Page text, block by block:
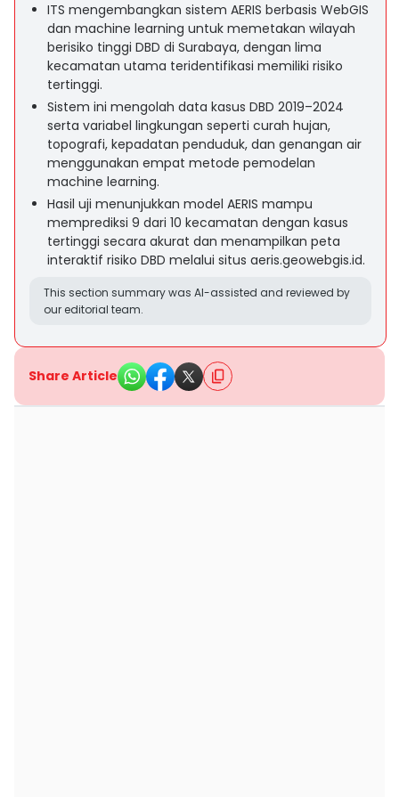
ITS mengembangkan sistem AERIS berbasis WebGIS
dan machine learning untuk memetakan wilayah
berisiko tinggi DBD di Surabaya, dengan lima
kecamatan utama teridentifikasi memiliki risiko
tertinggi.
Sistem ini mengolah data kasus DBD 2019–2024
serta variabel lingkungan seperti curah hujan,
topografi, kepadatan penduduk, dan genangan air
menggunakan empat metode pemodelan
machine learning.
Hasil uji menunjukkan model AERIS mampu
memprediksi 9 dari 10 kecamatan dengan kasus
tertinggi secara akurat dan menampilkan peta
interaktif risiko DBD melalui situs aeris.geowebgis.id.
This section summary was AI-assisted and reviewed by
our editorial team.
Share Article